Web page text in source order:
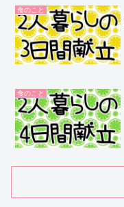
食のこと
食のこと